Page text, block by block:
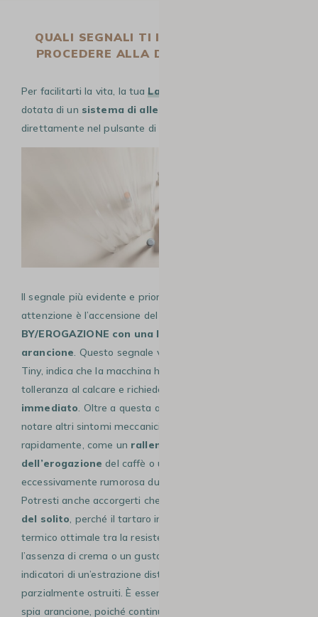
QUALI SEGNALI TI INDICANO CHE DEVI
PROCEDERE ALLA DECALCIFICAZIONE?
Per facilitarti la vita, la tuaLavazza A Modo Mio Tiny
dotata di un sistema di allerta intelligente
direttamente nel pulsante di comando principale.
Il segnale più evidente e prioritario a cui devi prestare
attenzione è l’accensione del pulsante
BY/EROGAZIONE con una luce fissa di colore
arancione. Questo segnale visivo, specifico del modello
Tiny, indica che la macchina ha raggiunto la sua soglia di
tolleranza al calcare e richiede un
immediato. Oltre a questa allerta luminosa, potresti
notare altri sintomi meccanici se non effettui il ciclo
rapidamente, come un rallentamento visibile
dell’erogazionedel caffè o una pompa che diventa
eccessivamente rumorosa durante la messa in pressione.
Potresti anche accorgerti che il tuo caffè è
del solito, perché il tartaro impedisce un trasferimento
termico ottimale tra la resistenza e l’acqua. A volte,
l’assenza di crema o un gusto di caffè “bruciato” sono gli
indicatori di un’estrazione disturbata da condotti
parzialmente ostruiti. È essenziale che tu non ignori la
spia arancione, poiché continuare a usare la macchina in